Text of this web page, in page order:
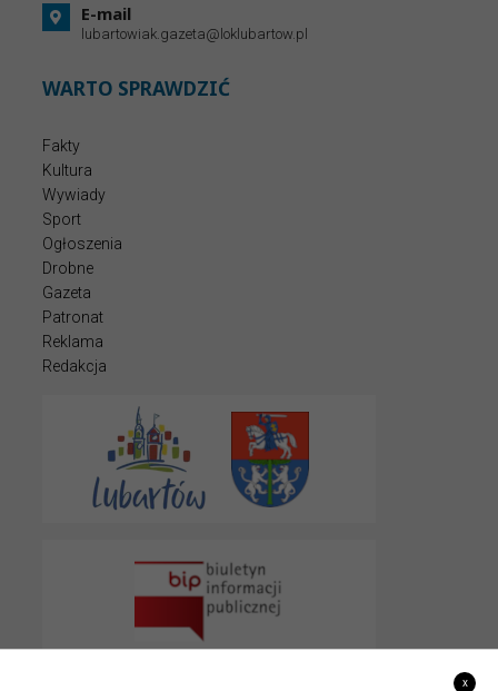
E-mail
lubartowiak.gazeta@loklubartow.pl
WARTO SPRAWDZIĆ
Fakty
Kultura
Wywiady
Sport
Ogłoszenia
Drobne
Gazeta
Patronat
Reklama
Redakcja
x